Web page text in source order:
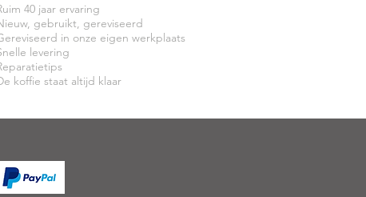
40 jaar ervaring
gebruikt, gereviseerd
in onze eigen werkplaats
levering
koffie staat altijd klaar